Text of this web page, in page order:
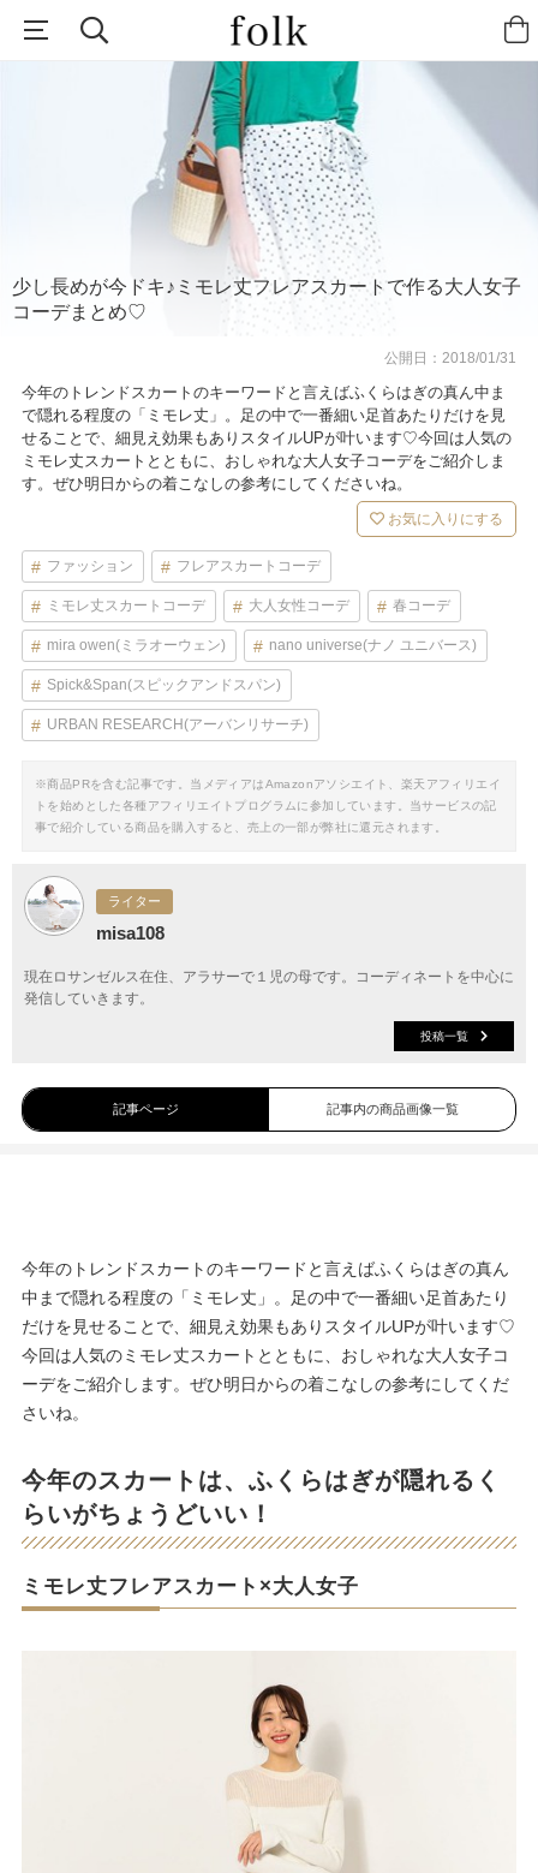
少し長めが今ドキ♪ミモレ丈フレアスカートで作る大人女子
コーデまとめ♡
公開日：2018/01/31
今年のトレンドスカートのキーワードと言えばふくらはぎの真ん中ま
で隠れる程度の「ミモレ丈」。足の中で一番細い足首あたりだけを見
せることで、細見え効果もありスタイルUPが叶います♡今回は人気の
ミモレ丈スカートとともに、おしゃれな大人女子コーデをご紹介しま
す。ぜひ明日からの着こなしの参考にしてくださいね。
お気に入りにする
ファッション フレアスカートコーデ
ミモレ丈スカートコーデ 大人女性コーデ 春コーデ
mira owen(ミラオーウェン) nano universe(ナノ ユニバース)
Spick&Span(スピックアンドスパン)
URBAN RESEARCH(アーバンリサーチ)
※商品PRを含む記事です。当メディアはAmazonアソシエイト、楽天アフィリエイ
トを始めとした各種アフィリエイトプログラムに参加しています。当サービスの記
事で紹介している商品を購入すると、売上の一部が弊社に還元されます。
ライター
misa108
現在ロサンゼルス在住、アラサーで１児の母です。コーディネートを中心に
発信していきます。
投稿一覧
記事ページ 記事内の商品画像一覧
今年のトレンドスカートのキーワードと言えばふくらはぎの真ん
中まで隠れる程度の「ミモレ丈」。足の中で一番細い足首あたり
だけを見せることで、細見え効果もありスタイルUPが叶います♡
今回は人気のミモレ丈スカートとともに、おしゃれな大人女子コ
ーデをご紹介します。ぜひ明日からの着こなしの参考にしてくだ
さいね。
今年のスカートは、ふくらはぎが隠れるく
らいがちょうどいい！
ミモレ丈フレアスカート×大人女子